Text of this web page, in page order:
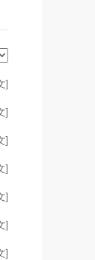
]
]
]
]
]
]
]